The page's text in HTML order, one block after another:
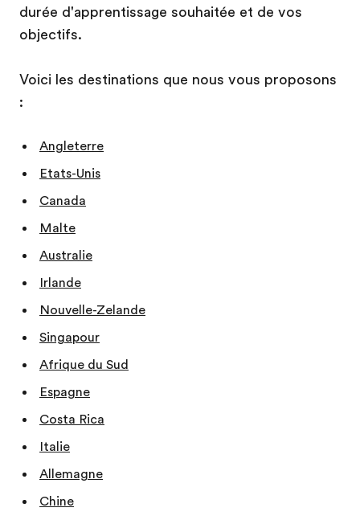
durée d'apprentissage souhaitée et de vos
objectifs.
Voici les destinations que nous vous proposons
:
Angleterre
Etats-Unis
Canada
Malte
Australie
Irlande
Nouvelle-Zelande
Singapour
Afrique du Sud
Espagne
Costa Rica
Italie
Allemagne
Chine